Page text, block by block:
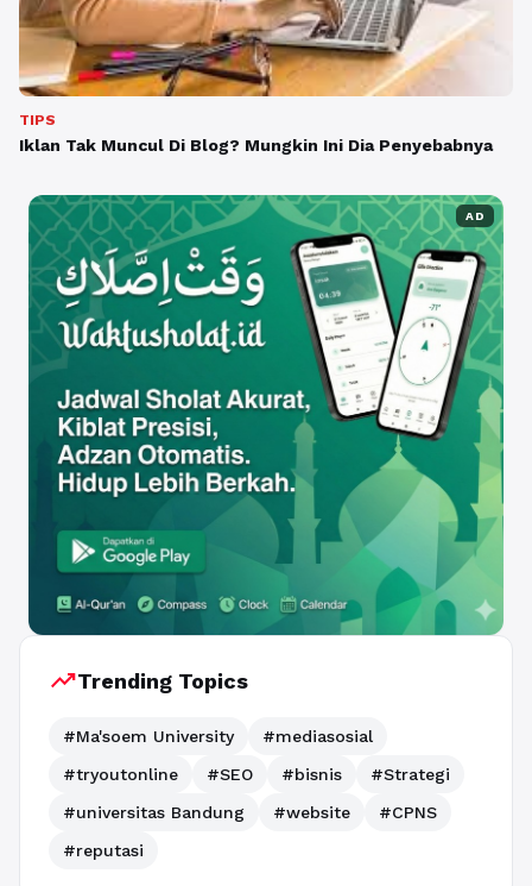
TIPS
Iklan Tak Muncul Di Blog? Mungkin Ini Dia Penyebabnya
AD
trending_upTrending Topics
#Ma'soem University
#mediasosial
#tryoutonline
#SEO #bisnis
#Strategi
#universitas Bandung
#website
#CPNS
#reputasi